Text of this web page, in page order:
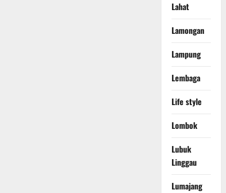
Lahat
Lamongan
Lampung
Lembaga
Life style
Lombok
Lubuk
Linggau
Lumajang